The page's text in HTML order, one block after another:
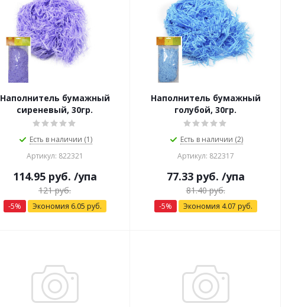
Наполнитель бумажный
сиреневый, 30гр.
Есть в наличии (1)
Артикул: 822321
114.95руб. /упа
121руб.
-5% Экономия 6.05 руб.
Наполнитель бумажный
голубой, 30гр.
Есть в наличии (2)
Артикул: 822317
77.33руб. /упа
81.40руб.
-5% Экономия 4.07 руб.